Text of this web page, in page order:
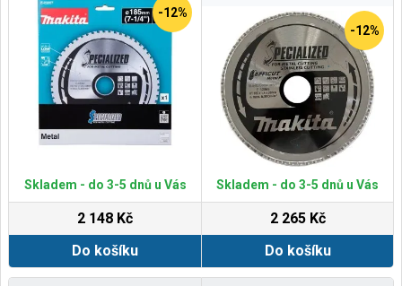
-12%
Skladem - do 3-5 dnů u Vás
2 148 Kč
Do košíku
-12%
Skladem - do 3-5 dnů u Vás
2 265 Kč
Do košíku